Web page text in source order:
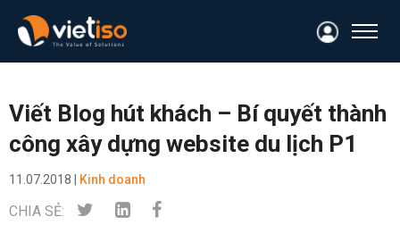
Viết Blog hút khách – Bí quyết thành
công xây dựng website du lịch P1
11.07.2018 | Kinh doanh
CHIA SẺ: